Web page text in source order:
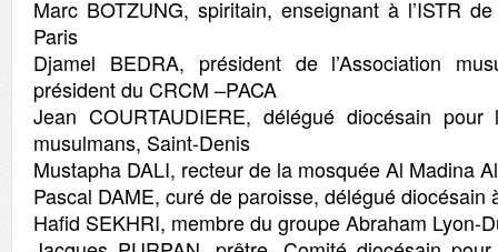
Marc BOTZUNG, spiritain, enseignant à l’ISTR
Paris
Djamel BEDRA, président de l’Association
président du CRCM –PACA
Jean COURTAUDIERE, délégué diocésain
musulmans, Saint-Denis
Mustapha DALI, recteur de la mosquée Al Madina
Pascal DAME, curé de paroisse, délégué diocésain
Hafid SEKHRI, membre du groupe Abraham Lyon-